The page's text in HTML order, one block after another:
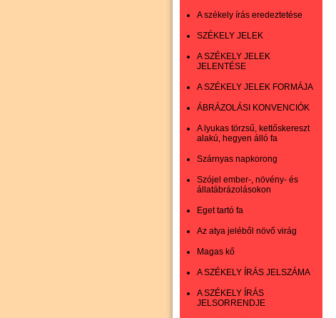
A székely írás eredeztetése
SZÉKELY JELEK
A SZÉKELY JELEK
JELENTÉSE
A SZÉKELY JELEK FORMÁJA
ÁBRÁZOLÁSI KONVENCIÓK
A lyukas törzsű, kettőskereszt
alakú, hegyen álló fa
Szárnyas napkorong
Szójel ember-, növény- és
állatábrázolásokon
Eget tartó fa
Az atya jeléből növő virág
Magas kő
A SZÉKELY ÍRÁS JELSZÁMA
A SZÉKELY ÍRÁS
JELSORRENDJE